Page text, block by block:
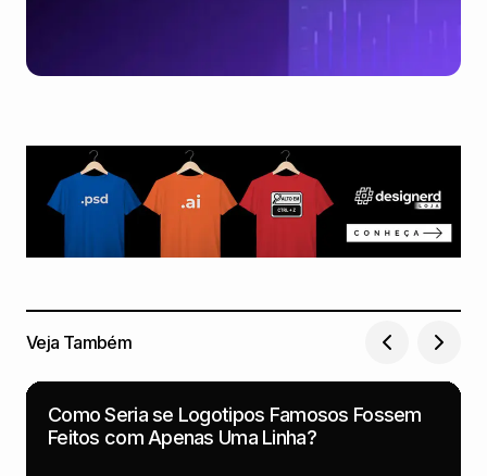
Veja Também
Como Seria se Logotipos Famosos Fossem
Feitos com Apenas Uma Linha?